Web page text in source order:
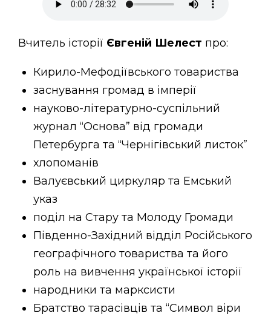
Вчитель історії Євгеній Шелест про:
Кирило-Мефодіївського товариства
заснування громад в імперії
науково-літературно-суспільний
журнал “Основа” від громади
Петербурга та “Чернігівський листок”
хлопоманів
Валуєвський циркуляр та Емський
указ
поділ на Стару та Молоду Громади
Південно-Західний відділ Російського
географічного товариства та його
роль на вивчення української історії
народники та марксисти
Братство тарасівців та “Символ віри